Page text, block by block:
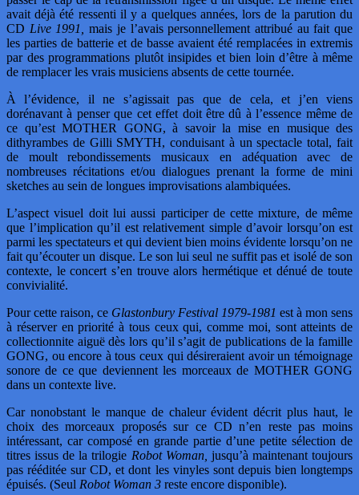
avait déjà été ressenti il y a quelques années, lors de la parution du
CD Live 1991,
mais je l’avais personnellement attribué au fait que
les parties de batterie et de basse avaient été remplacées in extremis
par des programmations plutôt insipides et bien loin d’être à même
de remplacer les vrais musiciens absents de cette tournée.
À l’évidence, il ne s’agissait pas que de cela, et j’en viens
dorénavant à penser que cet effet doit être dû à l’essence même de
ce qu’est MOTHER GONG, à savoir la mise en musique des
dithyrambes de Gilli SMYTH, conduisant à un spectacle total, fait
de moult rebondissements musicaux en adéquation avec de
nombreuses récitations et/ou dialogues prenant la forme de mini
sketches au sein de longues improvisations alambiquées.
L’aspect visuel doit lui aussi participer de cette mixture, de même
que l’implication qu’il est relativement simple d’avoir lorsqu’on est
parmi les spectateurs et qui devient bien moins évidente lorsqu’on ne
fait qu’écouter un disque. Le son lui seul ne suffit pas et isolé de son
contexte, le concert s’en trouve alors hermétique et dénué de toute
convivialité.
Pour cette raison, ce Glastonbury Festival 1979-1981 est à mon sens
à réserver en priorité à tous ceux qui, comme moi, sont atteints de
collectionnite aiguë dès lors qu’il s’agit de publications de la famille
GONG, ou encore à tous ceux qui désireraient avoir un témoignage
sonore de ce que deviennent les morceaux de MOTHER GONG
dans un contexte live.
Car nonobstant le manque de chaleur évident décrit plus haut, le
choix des morceaux proposés sur ce CD n’en reste pas moins
intéressant, car composé en grande partie d’une petite sélection de
titres issus de la trilogie Robot Woman, jusqu’à maintenant toujours
pas rééditée sur CD, et dont les vinyles sont depuis bien longtemps
épuisés. (Seul Robot Woman 3 reste encore disponible).